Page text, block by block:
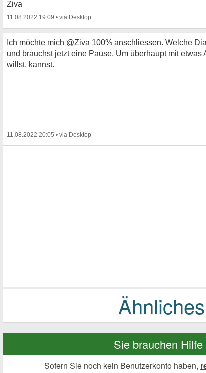
Ziva
11.08.2022 19:09 •
Ich möchte mich @Ziva 100% anschliessen. Welche
und brauchst jetzt eine Pause. Um überhaupt mit
willst, kannst.
11.08.2022 20:05 •
Sie brauchen
Sofern Sie noch kein Benutzerkonto haben,